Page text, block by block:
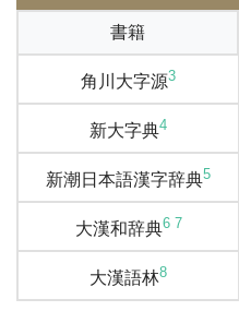
書籍
角川大字源3
新大字典4
新潮日本語漢字辞典5
大漢和辞典6 7
大漢語林8